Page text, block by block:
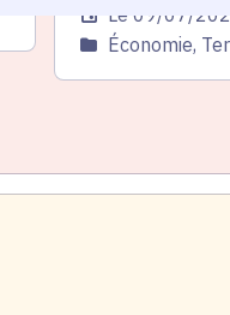
Date de l'arrêté
Le 09/07/
Catégorie
Économie,